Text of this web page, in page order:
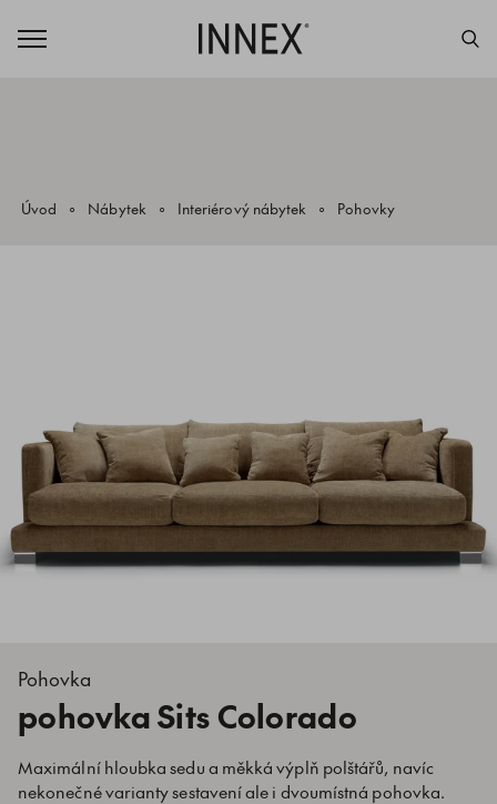
Úvod Nábytek Interiérový nábytek Pohovky
Pohovka
pohovka Sits Colorado
Maximální hloubka sedu a měkká výplň polštářů, navíc
nekonečné varianty sestavení ale i dvoumístná pohovka.